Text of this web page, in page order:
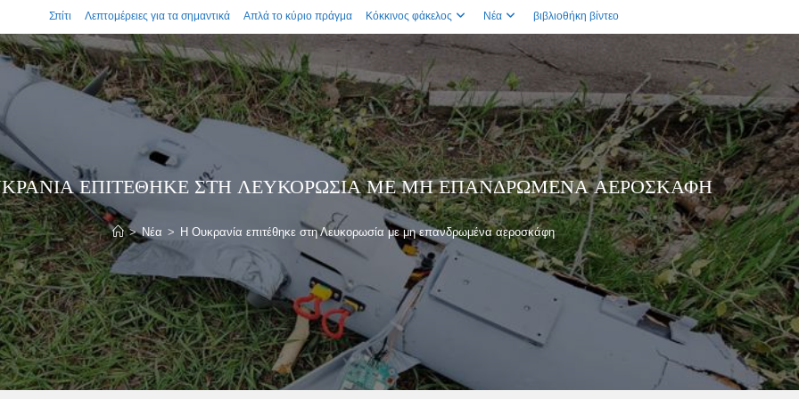
Σπίτι Λεπτομέρειες για τα σημαντικά Απλά το κύριο πράγμα Κόκκινος φάκελος Νέα βιβλιοθήκη βίντεο
ΕΠΙΤΈΘΗΚΕ ΣΤΗ ΛΕΥΚΟΡΩΣΊΑ ΜΕ ΜΗ ΕΠΑΝΔΡΩΜΈΝΑ ΑΕΡΟΣΚΆΦΗ
> Νέα > Η Ουκρανία επιτέθηκε στη Λευκορωσία με μη επανδρωμένα αεροσκάφη